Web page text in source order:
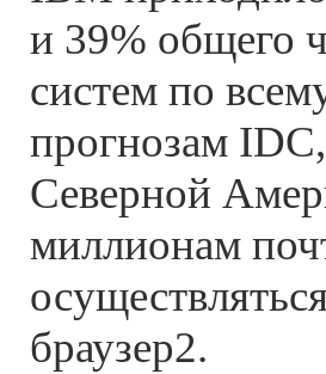
и 39% общего
систем по
прогнозам
Северной
миллионам
браузер2.